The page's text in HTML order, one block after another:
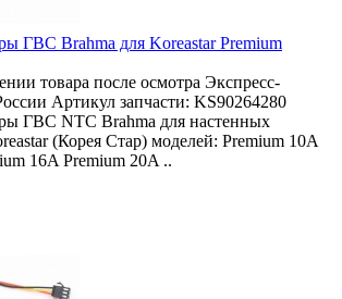
ГВС Brahma для Koreastar Premium
товара после осмотра Экспресс-
Артикул запчасти: KS90264280
ГВС NTC Brahma для настенных
(Корея Стар) моделей: Premium 10A
16A Premium 20A ..